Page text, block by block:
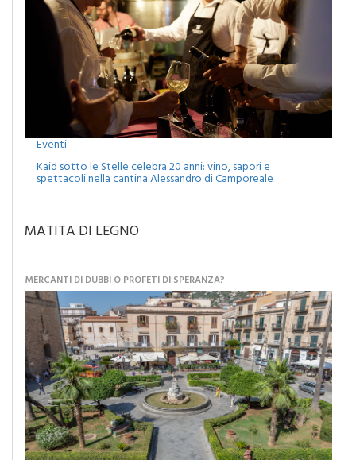
Eventi
Kaid sotto le Stelle celebra 20 anni: vino, sapori e
spettacoli nella cantina Alessandro di Camporeale
MATITA DI LEGNO
MERCANTI DI DUBBI O PROFETI DI SPERANZA?